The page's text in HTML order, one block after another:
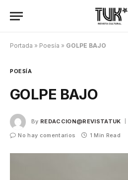
Portada » Poesía » GOLPE BAJO
POESÍA
GOLPE BAJO
By REDACCION@REVISTATUK
No hay comentarios
1 Min Read